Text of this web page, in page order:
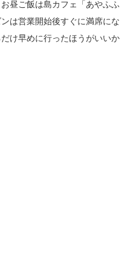
昼ご飯は島カフェ「あやふふ
は営業開始後すぐに満席にな
け早めに行ったほうがいいか